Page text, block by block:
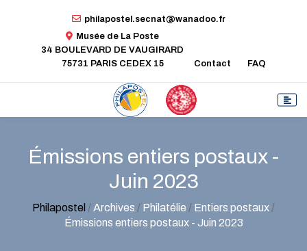
philapostel.secnat@wanadoo.fr
Musée de La Poste
34 BOULEVARD DE VAUGIRARD
75731 PARIS CEDEX 15
Contact FAQ
Émissions entiers postaux -
Juin 2023
Philapostel /Archives / Philatélie / Entiers postaux /
Émissions entiers postaux - Juin 2023